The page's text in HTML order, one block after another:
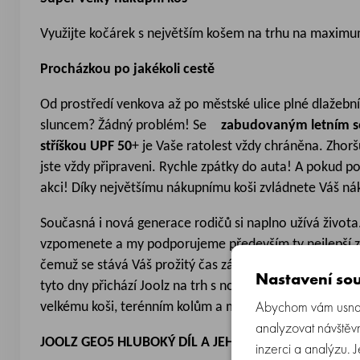
Využijte kočárek s největším košem na trhu na
Procházkou po jakékoli cestě
Od prostředí venkova až po městské ulice plné
sluncem? Žádný problém! Sezabudovaným letním
stříškou UPF 50+ je Vaše ratolest vždy chráněna.
jste vždy připraveni. Rychle zpátky do auta! A pokud
akci! Díky největšímu nákupnímu koši zvládnete Váš
Současná i nová generace rodičů si naplno užívá
vzpomenete a my podporujeme především ty nejlepší
čemuž se stává Váš prožitý čas zábavnějším. Prémiová
tyto dny přichází Joolz na trh s novým kočárkemJoolz
velkému koši, terénním kolům a možnosti rozšíření na
JOOLZ GEO5 HLUBOKÝ DÍL A JEHO VÝHODY
Nastavení
Abychom vám
analyzovat
inzerci a analýzu.